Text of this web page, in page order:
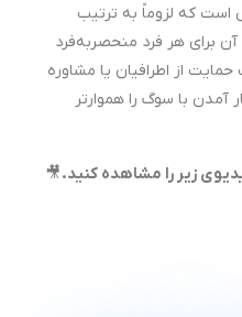
است که لزوماً به ترتیب
برای هر فرد منحصربه‌فرد
از اطرافیان یا مشاوره
با سوگ را هموارتر
زیر را مشاهده کنید.🎥